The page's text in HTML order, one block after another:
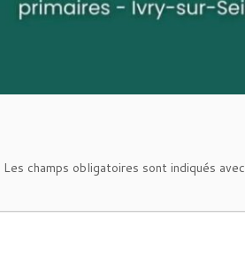
Les champs obligatoires sont indiqués avec